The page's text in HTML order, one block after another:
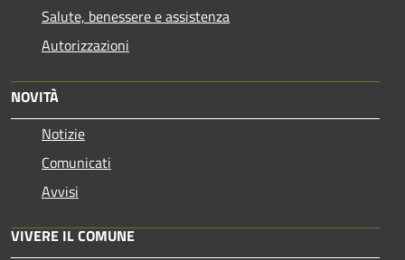
Salute, benessere e assistenza
Autorizzazioni
NOVITÀ
Notizie
Comunicati
Avvisi
VIVERE IL COMUNE